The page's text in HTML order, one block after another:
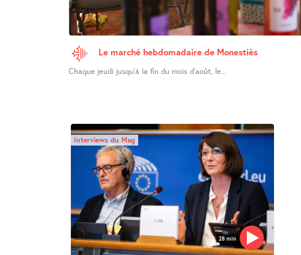
Le marché hebdomadaire de Monestiès
Chaque jeudi jusqu’à la fin du mois d’août, le...
28 min
Interviews du Mag